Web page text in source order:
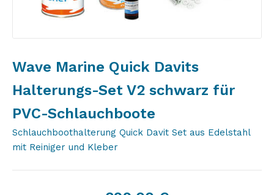
Wave Marine Quick Davits
Halterungs-Set V2 schwarz für
PVC-Schlauchboote
Schlauchboothalterung Quick Davit Set aus Edelstahl
mit Reiniger und Kleber